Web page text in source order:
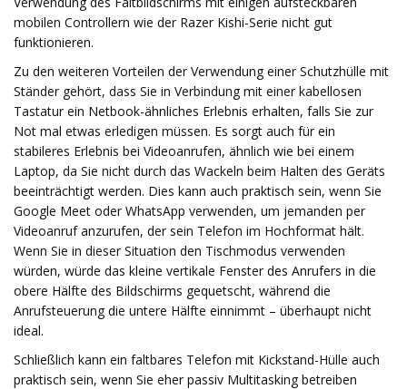
mobilen Controllern wie der Razer Kishi-Serie nicht gut
funktionieren.
Zu den weiteren Vorteilen der Verwendung einer Schutzhülle mit
Ständer gehört, dass Sie in Verbindung mit einer kabellosen
Tastatur ein Netbook-ähnliches Erlebnis erhalten, falls Sie zur
Not mal etwas erledigen müssen. Es sorgt auch für ein
stabileres Erlebnis bei Videoanrufen, ähnlich wie bei einem
Laptop, da Sie nicht durch das Wackeln beim Halten des Geräts
beeinträchtigt werden. Dies kann auch praktisch sein, wenn Sie
Google Meet oder WhatsApp verwenden, um jemanden per
Videoanruf anzurufen, der sein Telefon im Hochformat hält.
Wenn Sie in dieser Situation den Tischmodus verwenden
würden, würde das kleine vertikale Fenster des Anrufers in die
obere Hälfte des Bildschirms gequetscht, während die
Anrufsteuerung die untere Hälfte einnimmt – überhaupt nicht
ideal.
Schließlich kann ein faltbares Telefon mit Kickstand-Hülle auch
praktisch sein, wenn Sie eher passiv Multitasking betreiben